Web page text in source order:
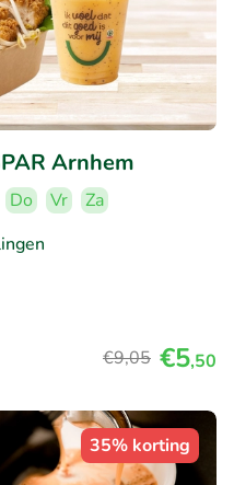
Arnhem
Do Vr
Za
€9,05 €5,50
35% korting